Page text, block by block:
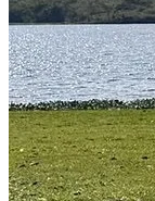
Athletico-PR